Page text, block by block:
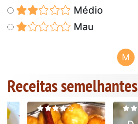
Médio
Mau
M
Receitas semelhantes